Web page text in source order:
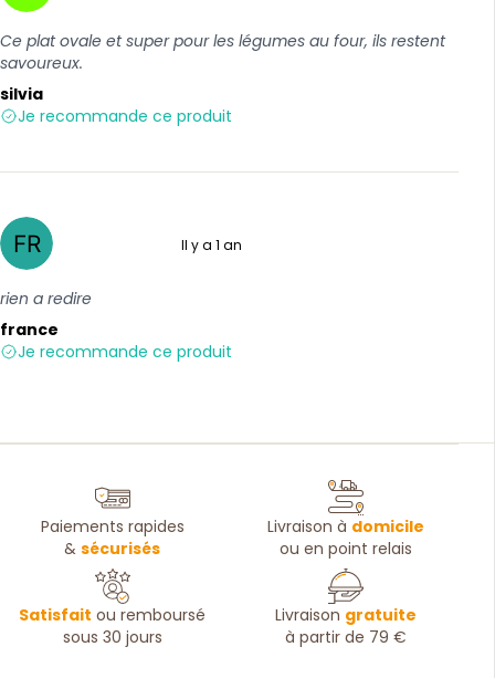
Ce plat ovale et super pour les légumes au four, ils restent
savoureux.
silvia
Je recommande ce produit
Il y a 1 an
rien a redire
france
Je recommande ce produit
Paiements rapides
&sécurisés
Livraison à domicile
ou en point relais
Satisfait ou remboursé
sous 30 jours
Livraison gratuite
à partir de 79 €